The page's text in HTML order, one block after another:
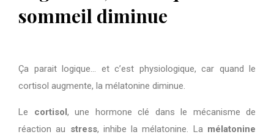
sommeil diminue
Ça parait logique… et c’est physiologique, car quand le
cortisol augmente, la mélatonine diminue.
Le cortisol , une hormone clé dans le mécanisme de
réaction au stress, inhibe la mélatonine. La mélatonine